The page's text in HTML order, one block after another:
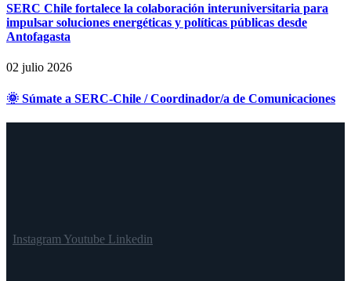
SERC Chile fortalece la colaboración interuniversitaria para
impulsar soluciones energéticas y políticas públicas desde
Antofagasta
02 julio 2026
🌞 Súmate a SERC-Chile / Coordinador/a de Comunicaciones
Instagram Youtube Linkedin